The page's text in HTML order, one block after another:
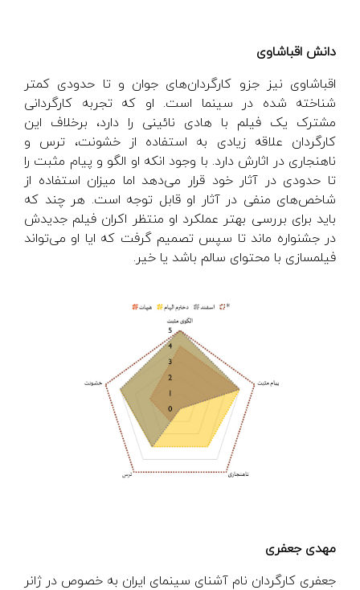
دانش اقباشاوی
اقباشاوی نیز جزو کارگردان‌های جوان و تا حدودی کمتر
شناخته شده در سینما است. او که تجربه کارگردانی
مشترک یک فیلم با هادی نائینی را دارد، برخلاف این
کارگردان علاقه زیادی به استفاده از خشونت، ترس و
ناهنجاری در اثارش دارد. با وجود انکه او الگو و پیام مثبت را
تا حدودی در آثار خود قرار می‌دهد اما میزان استفاده از
شاخص‌های منفی در آثار او قابل توجه است. هر چند که
باید برای بررسی بهتر عملکرد او منتظر اکران فیلم جدیدش
در جشنواره ماند تا سپس تصمیم گرفت که ایا او می‌تواند
فیلمسازی با محتوای سالم باشد یا خیر.
مهدی جعفری
جعفری کارگردان نام آشنای سینمای ایران به خصوص در ژانر